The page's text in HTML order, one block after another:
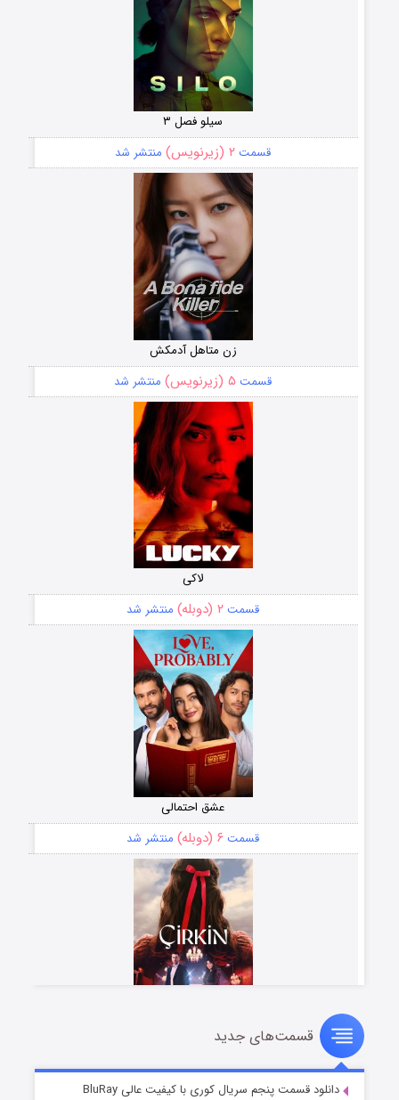
سیلو فصل ۳
قسمت ۲ (زیرنویس) منتشر شد
زن متاهل آدمکش
قسمت ۵ (زیرنویس) منتشر شد
لاکی
قسمت ۲ (دوبله) منتشر شد
عشق احتمالی
قسمت ۶ (دوبله) منتشر شد
سریال زشت
قسمت۵ (زیرنویس) منتشر شد
قسمت‌های جدید
دانلود قسمت پنجم سریال کوری با کیفیت عالی BluRay